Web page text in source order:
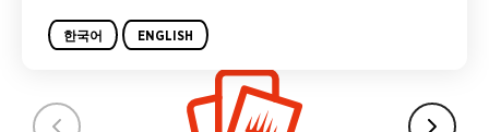
한국어 ENGLISH